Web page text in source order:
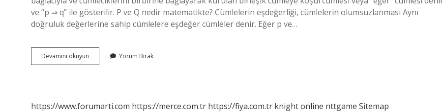
ve “p ⇒ q” ile gösterilir. P ve Q nedir matematikte? Cümlelerin eşdeğerliği, cümlelerin olumsuzlanması Aynı
doğruluk değerlerine sahip cümlelere eşdeğer cümleler denir. Eğer p ve…
Devamını okuyun
Q
Yorum Bırak
https://www.forumarti.com https://merce.com.tr https://fiya.com.tr knight online nttgame Sitemap